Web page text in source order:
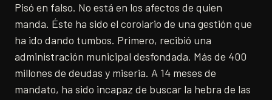
Pisó en falso. No está en los afectos de quien
manda. Éste ha sido el corolario de una gestión que
ha ido dando tumbos. Primero, recibió una
administración municipal desfondada. Más de 400
millones de deudas y miseria. A 14 meses de
mandato, ha sido incapaz de buscar la hebra de las